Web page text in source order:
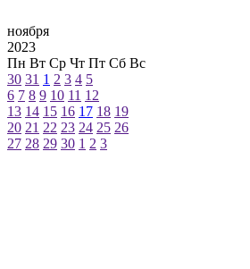
ноября
2023
Пн Вт Ср Чт Пт Сб Вс
30 31 1 2 3 4 5
6 7 8 9 10 11 12
13 14 15 16 17 18 19
20 21 22 23 24 25 26
27 28 29 30 1 2 3